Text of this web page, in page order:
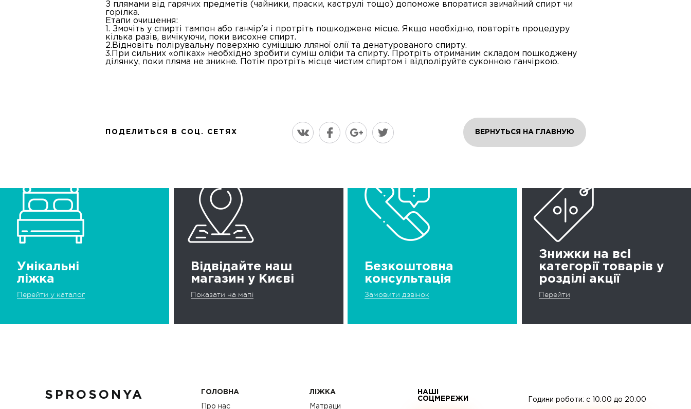
З плямами від гарячих предметів (чайники, праски, каструлі тощо) допоможе впоратися звичайний спирт чи
горілка.
Етапи очищення:
1. Змочіть у спирті тампон або ганчір'я і протріть пошкоджене місце. Якщо необхідно, повторіть процедуру
кілька разів, вичікуючи, поки висохне спирт.
2.Відновіть полірувальну поверхню сумішшю лляної олії та денатурованого спирту.
3.При сильних «опіках» необхідно зробити суміш оліфи та спирту. Протріть отриманим складом пошкоджену
ділянку, поки пляма не зникне. Потім протріть місце чистим спиртом і відполіруйте суконною ганчіркою.
ПОДЕЛИТЬСЯ В СОЦ. СЕТЯХ ВЕРНУТЬСЯ НА ГЛАВНУЮ
Унікальні
ліжка
Перейти у каталог
Відвідайте наш
магазин у Києві
Показати на мапі
Безкоштовна
консультація
Замовити дзвінок
Знижки на всі
категорії товарів у
розділі акції
Перейти
SPROSONYA ГОЛОВНА
Про нас
ЛІЖКА
Матраци
НАШІ
СОЦМЕРЕЖИ
Години роботи: c 10:00 до 20:00